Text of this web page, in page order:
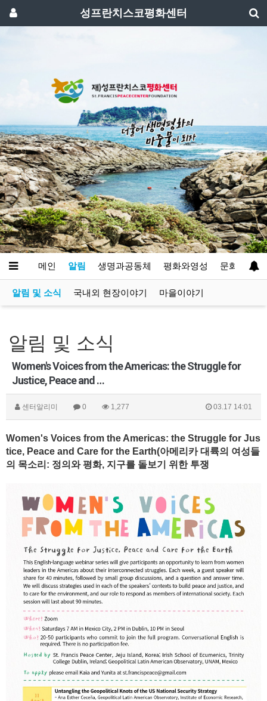
성프란치스코평화센터
메인 알림 생명과공동체 평화와영성 문화예술
알림 및 소식 국내외 현장이야기 마을이야기
알림 및 소식
Women's Voices from the Americas: the Struggle for
Justice, Peace and …
센터알리미 0 1,277 03.17 14:01
Women's Voices from the Americas: the Struggle for Jus
tice, Peace and Care for the Earth(아메리카 대륙의 여성들
의 목소리: 정의와 평화, 지구를 돌보기 위한 투쟁